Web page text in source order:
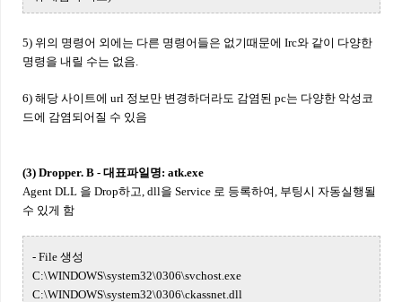
5) 위의 명령어 외에는 다른 명령어들은 없기때문에 Irc와 같이 다양한
명령을 내릴 수는 없음.
6) 해당 사이트에 url 정보만 변경하더라도 감염된 pc는 다양한 악성코
드에 감염되어질 수 있음
(3) Dropper. B - 대표파일명: atk.exe
Agent DLL 을 Drop하고, dll을 Service 로 등록하여, 부팅시 자동실행될
수 있게 함
- File 생성
C:\WINDOWS\system32\0306\svchost.exe
C:\WINDOWS\system32\0306\ckassnet.dll